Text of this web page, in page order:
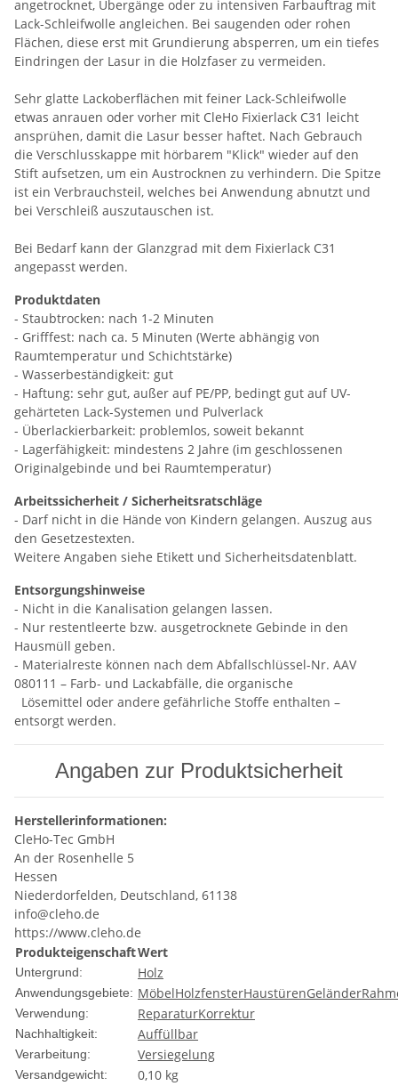
angetrocknet, Übergänge oder zu intensiven Farbauftrag mit
Lack-Schleifwolle angleichen. Bei saugenden oder rohen
Flächen, diese erst mit Grundierung absperren, um ein tiefes
Eindringen der Lasur in die Holzfaser zu vermeiden.
Sehr glatte Lackoberflächen mit feiner Lack-Schleifwolle
etwas anrauen oder vorher mit CleHo Fixierlack C31 leicht
ansprühen, damit die Lasur besser haftet. Nach Gebrauch
die Verschlusskappe mit hörbarem "Klick" wieder auf den
Stift aufsetzen, um ein Austrocknen zu verhindern. Die Spitze
ist ein Verbrauchsteil, welches bei Anwendung abnutzt und
bei Verschleiß auszutauschen ist.
Bei Bedarf kann der Glanzgrad mit dem Fixierlack C31
angepasst werden.
Produktdaten
- Staubtrocken: nach 1-2 Minuten
- Grifffest: nach ca. 5 Minuten (Werte abhängig von
Raumtemperatur und Schichtstärke)
- Wasserbeständigkeit: gut
- Haftung: sehr gut, außer auf PE/PP, bedingt gut auf UV-
gehärteten Lack-Systemen und Pulverlack
- Überlackierbarkeit: problemlos, soweit bekannt
- Lagerfähigkeit: mindestens 2 Jahre (im geschlossenen
Originalgebinde und bei Raumtemperatur)
Arbeitssicherheit / Sicherheitsratschläge
- Darf nicht in die Hände von Kindern gelangen. Auszug aus
den Gesetzestexten.
Weitere Angaben siehe Etikett und Sicherheitsdatenblatt.
Entsorgungshinweise
- Nicht in die Kanalisation gelangen lassen.
- Nur restentleerte bzw. ausgetrocknete Gebinde in den
Hausmüll geben.
- Materialreste können nach dem Abfallschlüssel-Nr. AAV
080111 – Farb- und Lackabfälle, die organische
Lösemittel oder andere gefährliche Stoffe enthalten –
entsorgt werden.
Angaben zur Produktsicherheit
Herstellerinformationen:
CleHo-Tec GmbH
An der Rosenhelle 5
Hessen
Niederdorfelden, Deutschland, 61138
info@cleho.de
https://www.cleho.de
ProdukteigenschaftWert
Untergrund: Holz
Anwendungsgebiete: MöbelHolzfensterHaustürenGeländer
Verwendung: ReparaturKorrektur
Nachhaltigkeit: Auffüllbar
Verarbeitung: Versiegelung
Versandgewicht: 0,10 kg